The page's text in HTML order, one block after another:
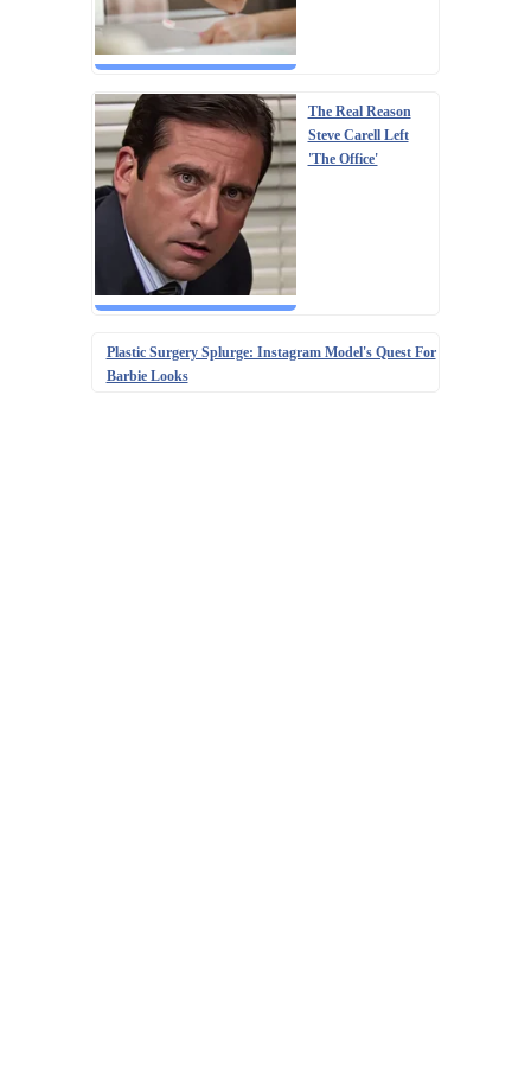
The Real Reason
Steve Carell Left
'The Office'
Plastic Surgery Splurge: Instagram Model's Quest For
Barbie Looks